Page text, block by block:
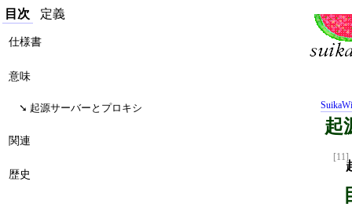
起
[11]
目次 定義
仕様書
意味
起源サーバーとプロキシ
関連
歴史